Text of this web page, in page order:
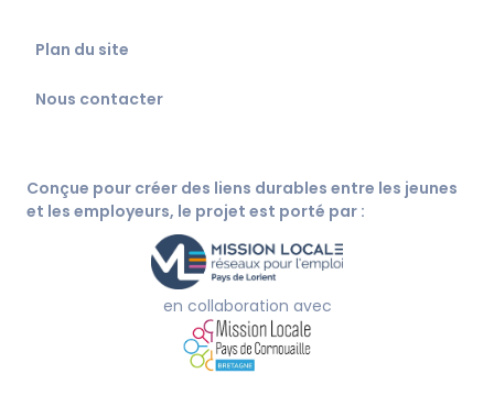
Plan du site
Nous contacter
Conçue pour créer des liens durables entre les jeunes
et les employeurs, le projet est porté par :
en collaboration avec